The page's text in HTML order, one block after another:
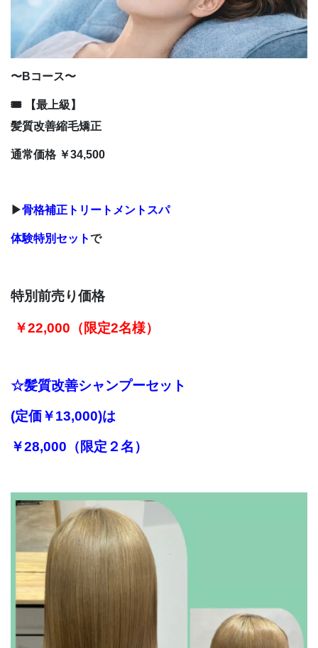
〜Bコース〜
🎟 【最上級】
髪質改善縮毛矯正
通常価格 ￥34,500
▶骨格補正トリートメントスパ
体験特別セットで
特別前売り価格
￥22,000（限定2名様）
☆髪質改善シャンプーセット
(定価￥13,000)は
￥28,000（限定２名）